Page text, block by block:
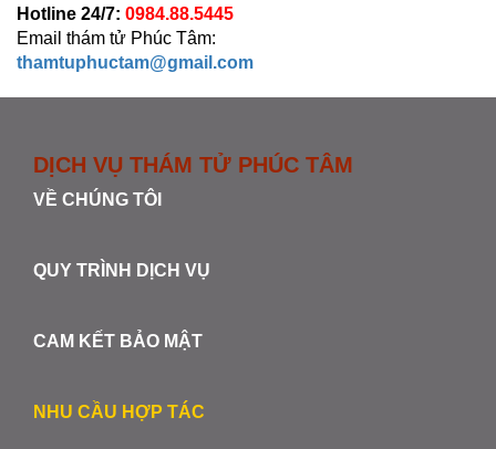
Hotline 24/7: 0984.88.5445
Email thám tử Phúc Tâm:
thamtuphuctam@gmail.com
DỊCH VỤ THÁM TỬ PHÚC TÂM
VỀ CHÚNG TÔI
QUY TRÌNH DỊCH VỤ
CAM KẾT BẢO MẬT
NHU CẦU HỢP TÁC